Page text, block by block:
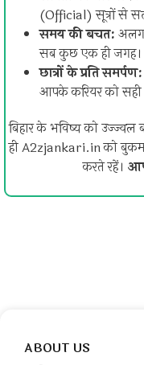
(Official) सूत्रों से
समय की बचत:
सब कुछ एक ही जगह।
छात्रों के प्रति समर्पण:
आपके करियर को सही
बिहार के भविष्य को
ही A2zjankari.in को
करते रहें।
ABOUT US